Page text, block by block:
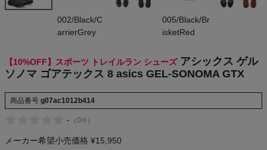
NIKE
CHUMS
HOKA
002/Black/C
arrierGrey
005/Black/Br
isketRed
【10%OFF】スポーツ トレイルラン シューズ アシックス ゲル
ソノマ ゴアテックス 8 asics GEL-SONOMA GTX
商品番号 g07ac1012b414
- （0件 ）
メーカー希望小売価格 ¥15,950